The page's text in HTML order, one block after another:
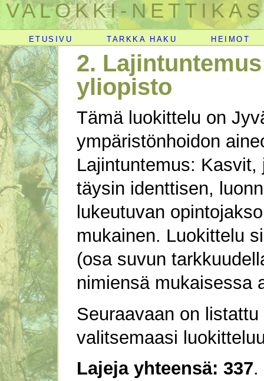
VALOKKI-
ETUSIVU TARKKA HAKU HEIMOT
2.
yliopisto
Tämä luokittelu on
ympäristönhoidon
Lajintuntemus:
täysin identtisen,
lukeutuvan
mukainen. Luokittelu
(osa suvun
nimiensä mukaisessa
Seuraavaan on
valitsemaasi
Lajeja yhteensä: 337.